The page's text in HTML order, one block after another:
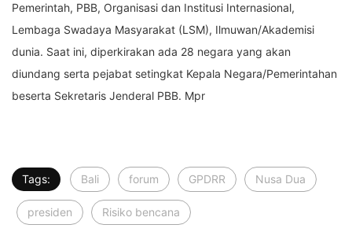
Pemerintah, PBB, Organisasi dan Institusi Internasional,
Lembaga Swadaya Masyarakat (LSM), Ilmuwan/Akademisi
dunia. Saat ini, diperkirakan ada 28 negara yang akan
diundang serta pejabat setingkat Kepala Negara/Pemerintahan
beserta Sekretaris Jenderal PBB. Mpr
Tags: Bali forum GPDRR Nusa Dua
presiden Risiko bencana